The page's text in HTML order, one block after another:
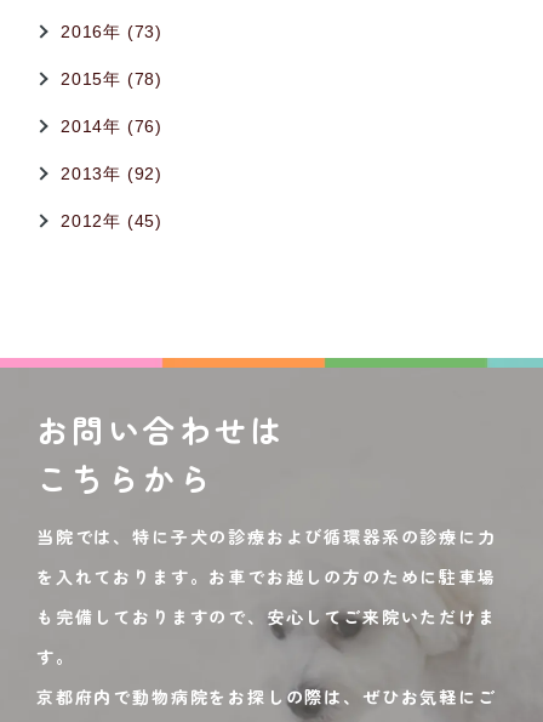
2016年 (73)
2015年 (78)
2014年 (76)
2013年 (92)
2012年 (45)
お問い合わせは
こちらから
当院では、特に子犬の診療および循環器系の診療に力
を入れております。お車でお越しの方のために駐車場
も完備しておりますので、安心してご来院いただけま
す。
京都府内で動物病院をお探しの際は、ぜひお気軽にご